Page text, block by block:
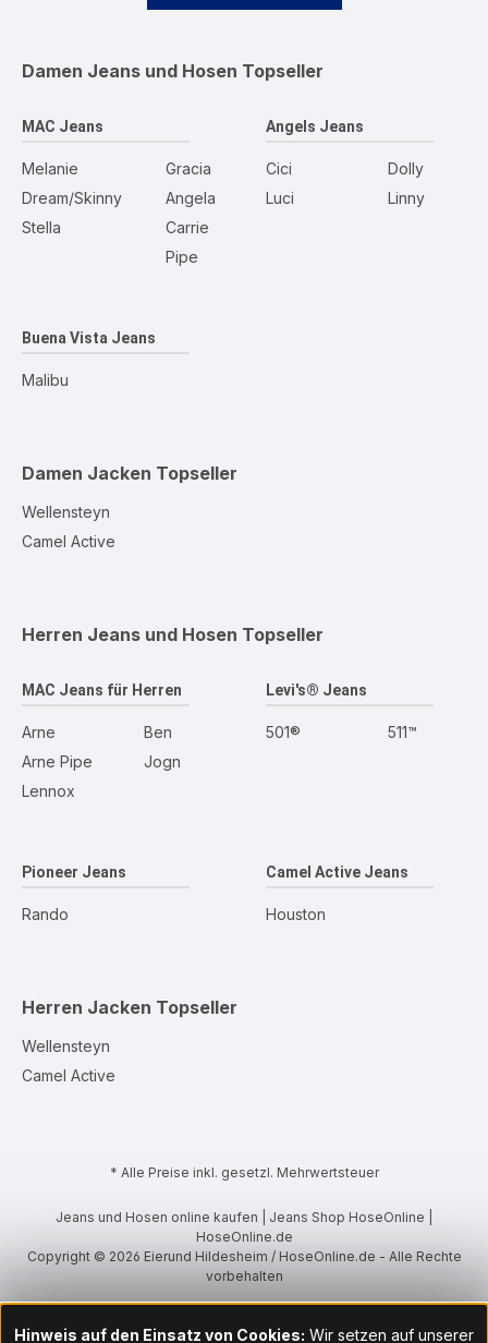
Damen Jeans und Hosen Topseller
MAC Jeans
Melanie
Dream/Skinny
Stella
Gracia
Angela
Carrie
Pipe
Angels Jeans
Cici
Luci
Dolly
Linny
Buena Vista Jeans
Malibu
Damen Jacken Topseller
Wellensteyn
Camel Active
Herren Jeans und Hosen Topseller
MAC Jeans für Herren
Arne
Arne Pipe
Lennox
Ben
Jogn
Levi's® Jeans
501® 511™
Pioneer Jeans
Rando
Camel Active Jeans
Houston
Herren Jacken Topseller
Wellensteyn
Camel Active
* Alle Preise inkl. gesetzl. Mehrwertsteuer
Jeans und Hosen online kaufen | Jeans Shop HoseOnline |
HoseOnline.de
Copyright © 2026 Eierund Hildesheim / HoseOnline.de - Alle Rechte
vorbehalten
Hinweis auf den Einsatz von Cookies: Wir setzen auf unserer